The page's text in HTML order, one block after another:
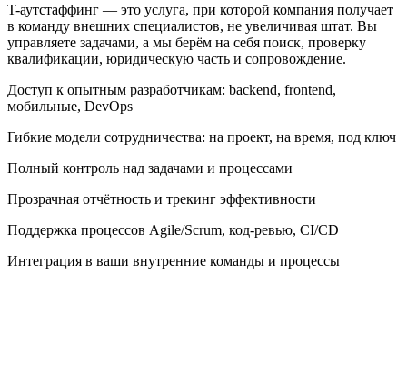
T-аутстаффинг — это услуга, при которой компания получает
в команду внешних специалистов, не увеличивая штат. Вы
управляете задачами, а мы берём на себя поиск, проверку
квалификации, юридическую часть и сопровождение.
Доступ к опытным разработчикам: backend, frontend,
мобильные, DevOps
Гибкие модели сотрудничества: на проект, на время, под ключ
Полный контроль над задачами и процессами
Прозрачная отчётность и трекинг эффективности
Поддержка процессов Agile/Scrum, код-ревью, CI/CD
Интеграция в ваши внутренние команды и процессы